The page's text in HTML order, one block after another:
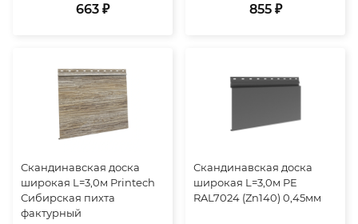
663 ₽ 855 ₽
Скандинавская доска
широкая L=3,0м Printech
Сибирская пихта
фактурный
Скандинавская доска
широкая L=3,0м PE
RAL7024 (Zn140) 0,45мм